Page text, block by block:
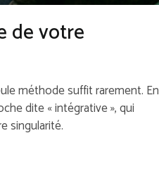
de votre
méthode suffit rarement. En
dite « intégrative », qui
singularité.